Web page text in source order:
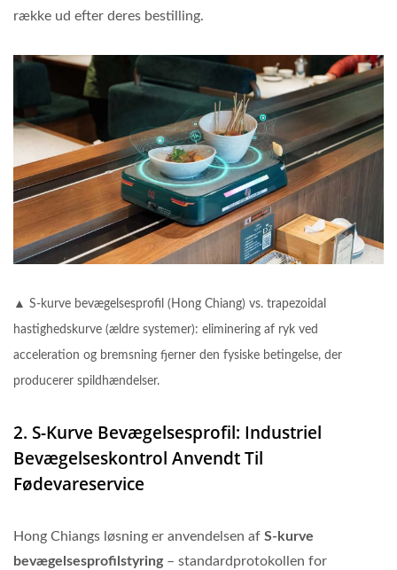
række ud efter deres bestilling.
▲ S-kurve bevægelsesprofil (Hong Chiang) vs. trapezoidal
hastighedskurve (ældre systemer): eliminering af ryk ved
acceleration og bremsning fjerner den fysiske betingelse, der
producerer spildhændelser.
2. S-Kurve Bevægelsesprofil: Industriel
Bevægelseskontrol Anvendt Til
Fødevareservice
Hong Chiangs løsning er anvendelsen af S-kurve
bevægelsesprofilstyring– standardprotokollen for